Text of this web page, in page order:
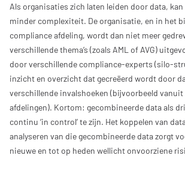
Als organisaties zich laten leiden door data,
minder complexiteit. De organisatie, en in het
compliance afdeling, wordt dan niet meer
verschillende thema’s (zoals AML of AVG)
door verschillende compliance-experts (silo-
inzicht en overzicht dat gecreëerd wordt door
verschillende invalshoeken (bijvoorbeeld
afdelingen). Kortom: gecombineerde data als
continu ‘in control’ te zijn. Het koppelen van
analyseren van die gecombineerde data zorgt
nieuwe en tot op heden wellicht onvoorziene